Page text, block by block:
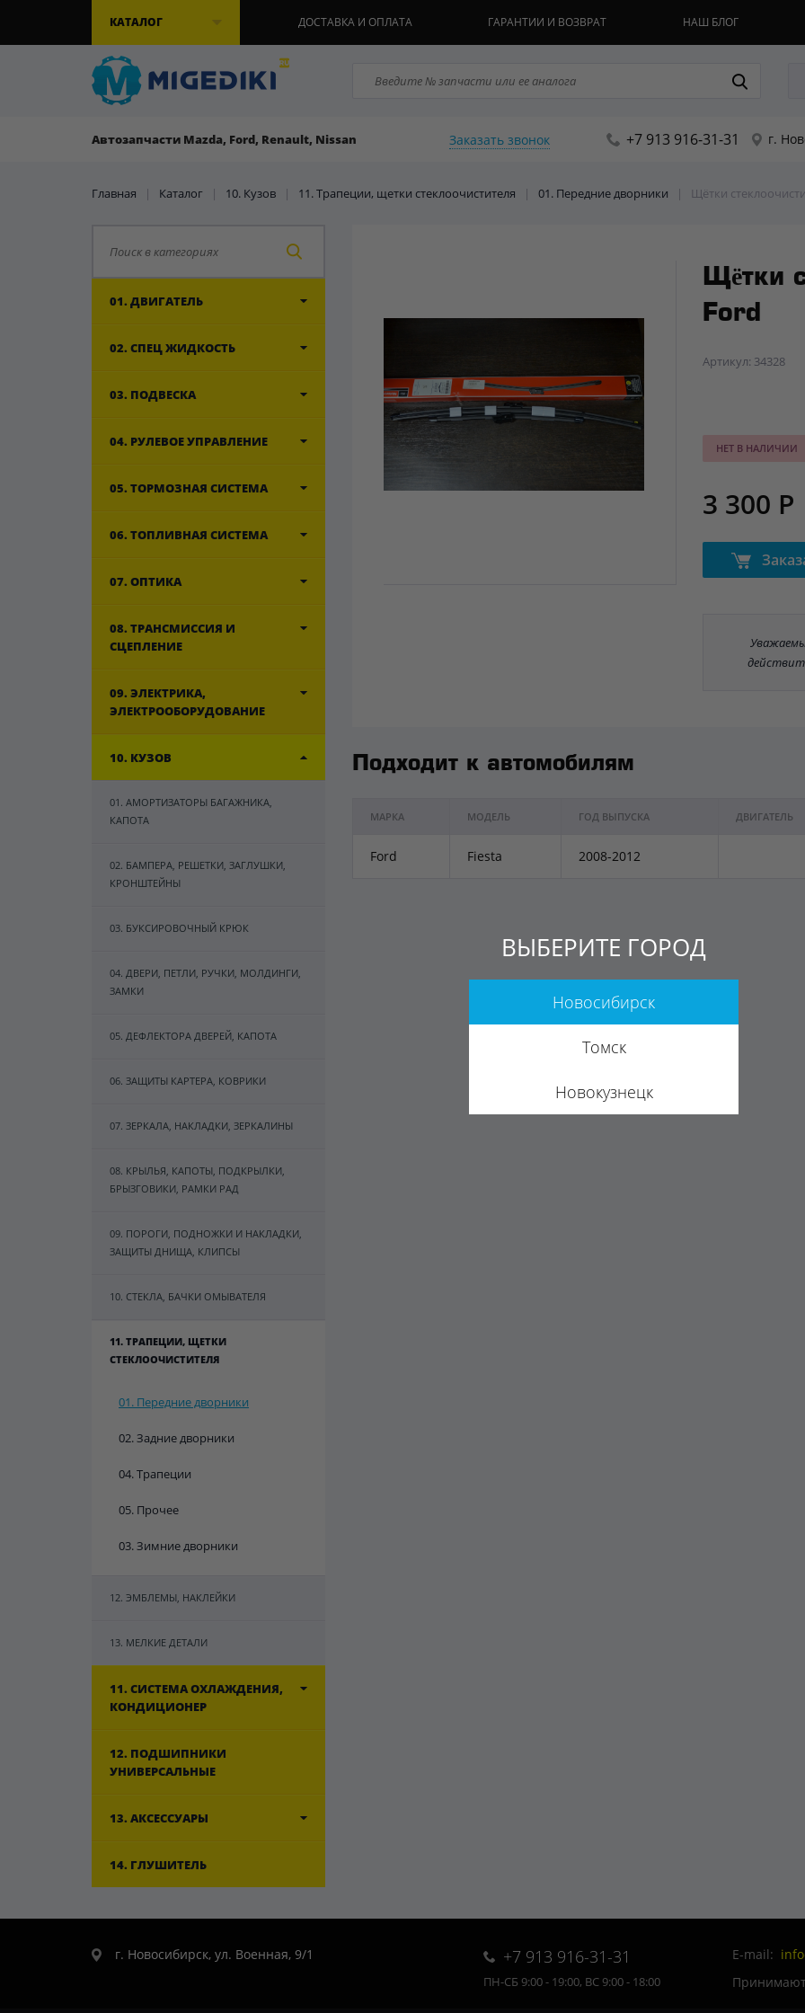
КАТАЛОГ ДОСТАВКА И ОПЛАТА ГАРАНТИИ И ВОЗВРАТ НАШ БЛОГ
Автозапчасти Mazda, Ford, Renault, Nissan Заказать звонок +7 913 916-31-31 г.
Главная | Каталог | 10. Кузов | 11. Трапеции, щетки стеклоочистителя | 01. Передние дворники | Щётки
01. ДВИГАТЕЛЬ
02. СПЕЦ ЖИДКОСТЬ
03. ПОДВЕСКА
04. РУЛЕВОЕ УПРАВЛЕНИЕ
05. ТОРМОЗНАЯ СИСТЕМА
06. ТОПЛИВНАЯ СИСТЕМА
07. ОПТИКА
08. ТРАНСМИССИЯ И
СЦЕПЛЕНИЕ
09. ЭЛЕКТРИКА,
ЭЛЕКТРООБОРУДОВАНИЕ
10. КУЗОВ
01. АМОРТИЗАТОРЫ БАГАЖНИКА,
КАПОТА
02. БАМПЕРА, РЕШЕТКИ, ЗАГЛУШКИ,
КРОНШТЕЙНЫ
03. БУКСИРОВОЧНЫЙ КРЮК
04. ДВЕРИ, ПЕТЛИ, РУЧКИ, МОЛДИНГИ,
ЗАМКИ
05. ДЕФЛЕКТОРА ДВЕРЕЙ, КАПОТА
06. ЗАЩИТЫ КАРТЕРА, КОВРИКИ
07. ЗЕРКАЛА, НАКЛАДКИ, ЗЕРКАЛИНЫ
08. КРЫЛЬЯ, КАПОТЫ, ПОДКРЫЛКИ,
БРЫЗГОВИКИ, РАМКИ РАД
09. ПОРОГИ, ПОДНОЖКИ И НАКЛАДКИ,
ЗАЩИТЫ ДНИЩА, КЛИПСЫ
10. СТЕКЛА, БАЧКИ ОМЫВАТЕЛЯ
11. ТРАПЕЦИИ, ЩЕТКИ
СТЕКЛООЧИСТИТЕЛЯ
01. Передние дворники
02. Задние дворники
04. Трапеции
05. Прочее
03. Зимние дворники
12. ЭМБЛЕМЫ, НАКЛЕЙКИ
13. МЕЛКИЕ ДЕТАЛИ
11. СИСТЕМА ОХЛАЖДЕНИЯ,
КОНДИЦИОНЕР
12. ПОДШИПНИКИ
УНИВЕРСАЛЬНЫЕ
13. АКСЕССУАРЫ
14. ГЛУШИТЕЛЬ
Щётки
Ford
Артикул: 34328
НЕТ В НАЛИЧИИ
3 300 Р
Подходит к автомобилям
МАРКА МОДЕЛЬ ГОД ВЫПУСКА ДВИГАТЕЛЬ
Ford Fiesta 2008-2012
г. Новосибирск, ул. Военная, 9/1 +7 913 916-31-31
ПН-СБ 9:00 - 19:00, ВС 9:00 - 18:00
E-mail:
ВЫБЕРИТЕ ГОРОД
Новосибирск
Томск
Новокузнецк